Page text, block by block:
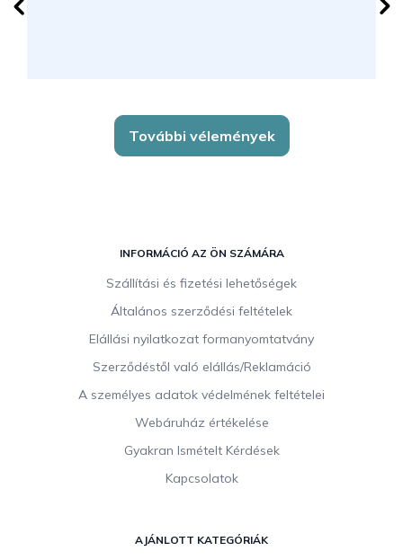
További vélemények
INFORMÁCIÓ AZ ÖN SZÁMÁRA
Szállítási és fizetési lehetőségek
Általános szerződési feltételek
Elállási nyilatkozat formanyomtatvány
Szerződéstől való elállás/Reklamáció
A személyes adatok védelmének feltételei
Webáruház értékelése
Gyakran Ismételt Kérdések
Kapcsolatok
AJÁNLOTT KATEGÓRIÁK